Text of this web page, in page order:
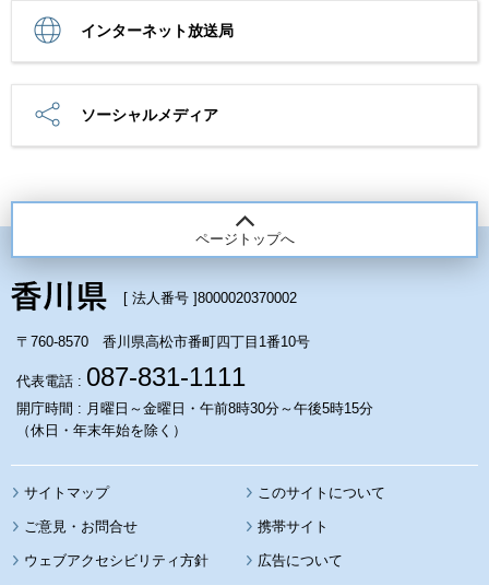
インターネット放送局
ソーシャルメディア
ページトップへ
[ 法人番号 ]8000020370002
〒760-8570 香川県高松市番町四丁目1番10号
代表電話 : 087-831-1111
開庁時間 : 月曜日～金曜日・午前8時30分～午後5時15分
（休日・年末年始を除く）
サイトマップ このサイトについて
携帯サイト
ウェブアクセシビリティ方針 広告について